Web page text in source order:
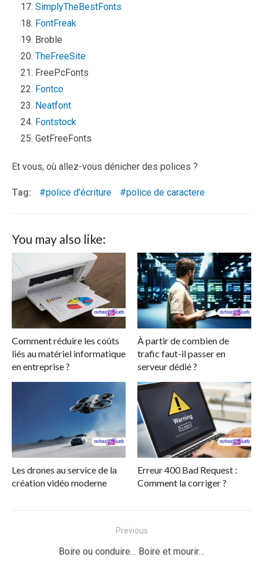
SimplyTheBestFonts
FontFreak
Broble
TheFreeSite
FreePcFonts
Fontco
Neatfont
Fontstock
GetFreeFonts
Et vous, où allez-vous dénicher des polices ?
Tag: police d'écriture police de caractere
You may also like:
Comment réduire les coûts
liés au matériel informatique
en entreprise ?
À partir de combien de
trafic faut-il passer en
serveur dédié ?
Les drones au service de la
création vidéo moderne
Erreur 400 Bad Request :
Comment la corriger ?
Previous
Previous
Boire ou conduire… Boire et mourir…